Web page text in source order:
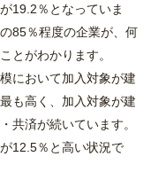
19.2％となっていま
85％程度の企業が、何
とがわかります。
において加入対象が建
も高く、加入対象が建
共済が続いています。
12.5％と高い状況で